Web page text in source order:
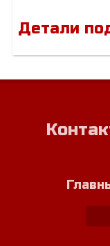
Детали